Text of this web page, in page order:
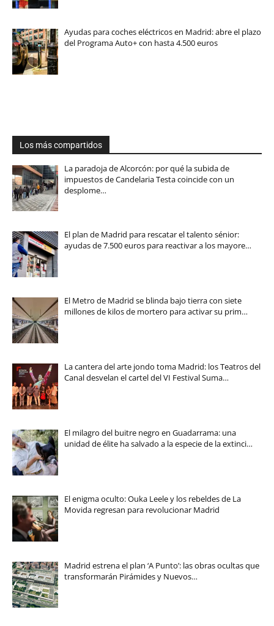
Ayudas para coches eléctricos en Madrid: abre el plazo
del Programa Auto+ con hasta 4.500 euros
Los más compartidos
La paradoja de Alcorcón: por qué la subida de
impuestos de Candelaria Testa coincide con un
desplome…
El plan de Madrid para rescatar el talento sénior:
ayudas de 7.500 euros para reactivar a los mayore…
El Metro de Madrid se blinda bajo tierra con siete
millones de kilos de mortero para activar su prim…
La cantera del arte jondo toma Madrid: los Teatros del
Canal desvelan el cartel del VI Festival Suma…
El milagro del buitre negro en Guadarrama: una
unidad de élite ha salvado a la especie de la extinci…
El enigma oculto: Ouka Leele y los rebeldes de La
Movida regresan para revolucionar Madrid
Madrid estrena el plan ‘A Punto’: las obras ocultas que
transformarán Pirámides y Nuevos…